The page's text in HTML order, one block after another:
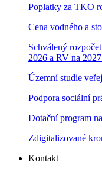
Poplatky za TKO
Cena vodného a
Schválený
2026 a RV na
Územní studie
Podpora sociální
Dotační program
Zdigitalizované
Kontakt